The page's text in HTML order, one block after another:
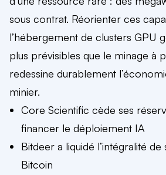
sous contrat. Réorienter ces
l’hébergement de clusters GPU
plus prévisibles que le minage à
redessine durablement
minier.
Core Scientific cède ses
financer le déploiement IA
Bitdeer a liquidé l’intégralité de
Bitcoin